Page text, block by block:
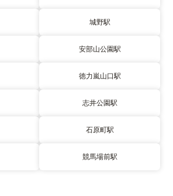
城野駅
安部山公園駅
徳力嵐山口駅
志井公園駅
石原町駅
競馬場前駅